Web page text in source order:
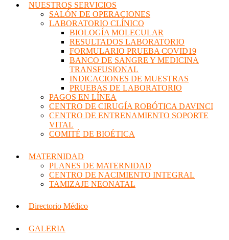
NUESTROS SERVICIOS
SALÓN DE OPERACIONES
LABORATORIO CLÍNICO
BIOLOGÍA MOLECULAR
RESULTADOS LABORATORIO
FORMULARIO PRUEBA COVID19
BANCO DE SANGRE Y MEDICINA
TRANSFUSIONAL
INDICACIONES DE MUESTRAS
PRUEBAS DE LABORATORIO
PAGOS EN LÍNEA
CENTRO DE CIRUGÍA ROBÓTICA DAVINCI
CENTRO DE ENTRENAMIENTO SOPORTE
VITAL
COMITÉ DE BIOÉTICA
MATERNIDAD
PLANES DE MATERNIDAD
CENTRO DE NACIMIENTO INTEGRAL
TAMIZAJE NEONATAL
Directorio Médico
GALERIA